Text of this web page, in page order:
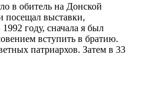
в обитель на Донской
посещал выставки,
году, сначала я был
вступить в братию.
патриархов. Затем в 33